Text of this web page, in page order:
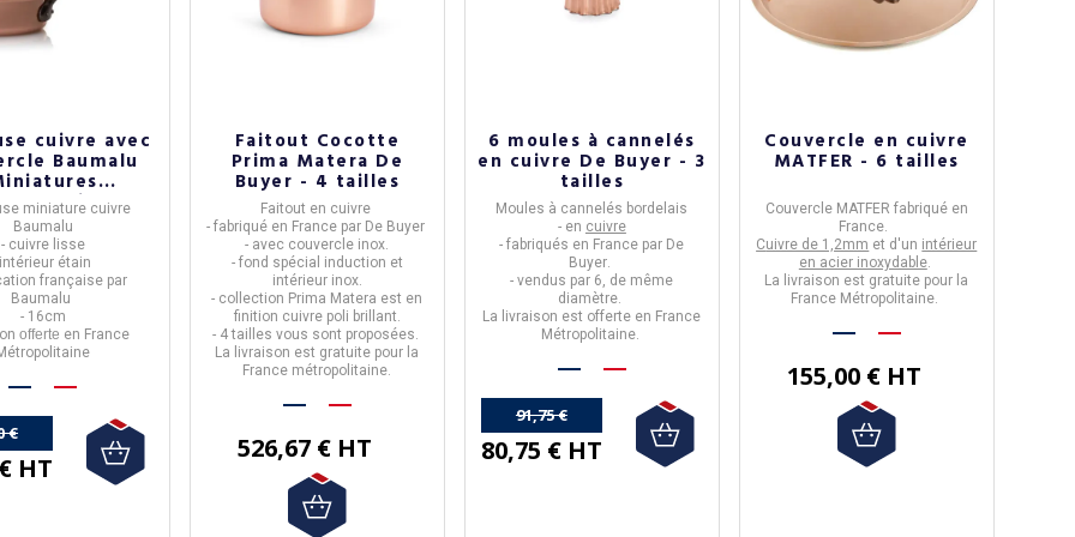
cuivre avec
Baumalu
miniature cuivre
Baumalu
- cuivre lisse
étain
française par
Baumalu
- 16cm
offerte en France
€
HT
Faitout Cocotte
Prima Matera De
Buyer - 4 tailles
Faitout en cuivre
- fabriqué en Francepar De Buyer
- avec couvercle inox.
- fond spécial induction et
intérieur inox.
- collection Prima Matera est en
finition cuivre poli brillant.
- 4 tailles vous sont proposées.
La livraison est gratuite pour la
France métropolitaine.
526,67 € HT
6 moules à cannelés
en cuivre De Buyer - 3
tailles
Moules à cannelés bordelais
- en cuivre
- fabriqués en France par De
Buyer.
- vendus par 6, de même
diamètre.
La livraison est offerte en France
Métropolitaine.
91,75 €
80,75 € HT
Couvercle en cuivre
MATFER - 6 tailles
Couvercle MATFER fabriqué en
France.
Cuivre de 1,2mm et d'un intérieur
en acier inoxydable.
La livraison est gratuite pour la
France Métropolitaine.
155,00 € HT